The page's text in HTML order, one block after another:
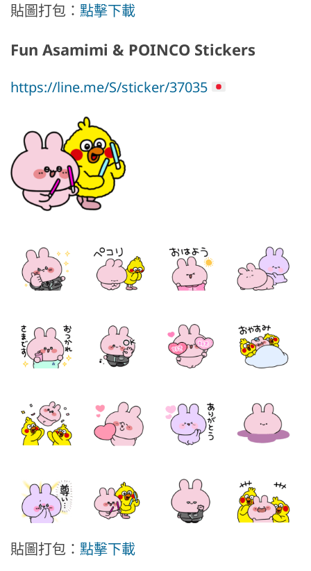
貼圖打包： 點擊下載
Fun Asamimi & POINCO Stickers
https://line.me/S/sticker/37035
貼圖打包： 點擊下載